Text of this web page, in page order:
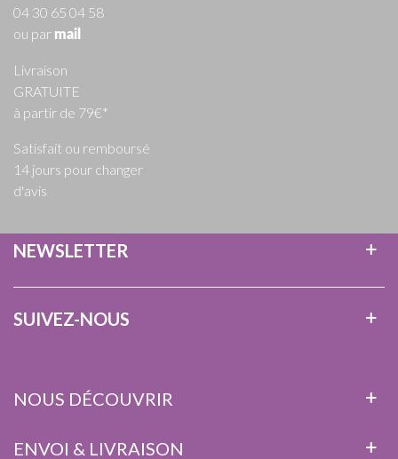
04 30 65 04 58
ou par mail
Livraison
GRATUITE
à partir de 79€*
Satisfait ou remboursé
14 jours pour changer
d'avis
NEWSLETTER
SUIVEZ-NOUS
NOUS DÉCOUVRIR
ENVOI & LIVRAISON